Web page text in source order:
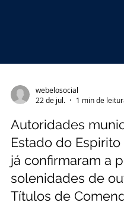
22 de jul.
1 min de
Autoridades
Estado do
já confirmaram a
solenidades de